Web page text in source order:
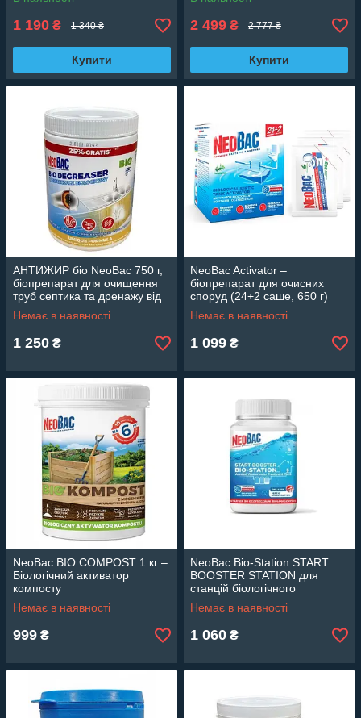
1 190 ₴ 1 340 ₴
Купити
2 499 ₴ 2 777 ₴
Купити
АНТИЖИР біо NeoBac 750 г,
біопрепарат для очищення
труб септика та дренажу від
жирових відкладень
Немає в наявності
1 250 ₴
NeoBac Activator –
біопрепарат для очисних
споруд (24+2 саше, 650 г)
Немає в наявності
1 099 ₴
NeoBac BIO COMPOST 1 кг –
Біологічний активатор
компосту
Немає в наявності
999 ₴
NeoBac Bio-Station START
BOOSTER STATION для
станцій біологічного
очищення, чистка дренажа -
зняття закупорки
Немає в наявності
1 060 ₴